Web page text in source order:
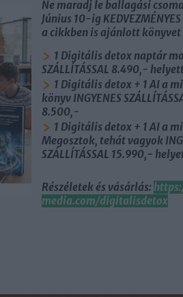
Ne maradj le ballagási
Június 10-ig
a cikkben is ajánlott könyvet
1 Digitális detox naptár
SZÁLLÍTÁSSAL 8.490,-
1 Digitális detox + 1 AI a
könyv INGYENES
8.500,-
1 Digitális detox + 1 AI a
Megosztok, tehát vagyok
SZÁLLÍTÁSSAL 15.990,-
Részéletek és vásárlás:
media.com/digitalisdetox